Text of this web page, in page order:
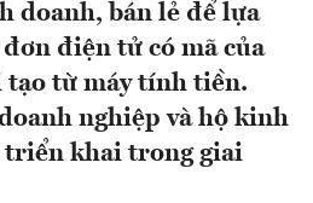
doanh, bán lẻ để lựa
điện tử có mã của
tạo từ máy tính tiền.
nghiệp và hộ kinh
triển khai trong giai